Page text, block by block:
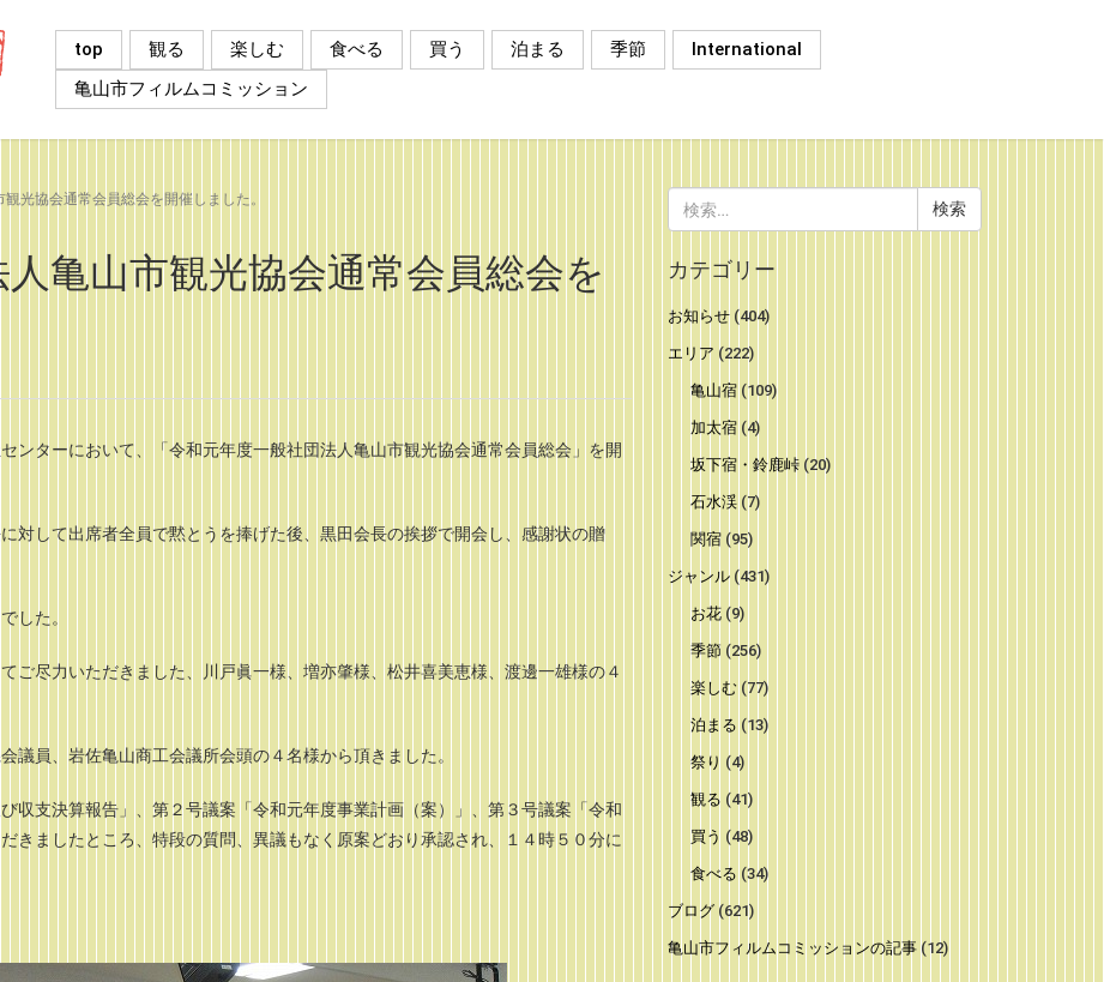
top 観る 楽しむ 食べる 買う 泊まる 季節
International
亀山市フィルムコミッション
光協会通常会員総会を開催しました。
亀山市観光協会通常会員総会を
ンターにおいて、「令和元年度一般社団法人亀山市観光協会通常会員総会」を開
対して出席者全員で黙とうを捧げた後、黒田会長の挨拶で開会し、感謝状の贈
した。
ご尽力いただきました、川戸眞一様、増亦肇様、松井喜美恵様、渡邊一雄様の４
議員、岩佐亀山商工会議所会頭の４名様から頂きました。
収支決算報告」、第２号議案「令和元年度事業計画（案）」、第３号議案「令和
きましたところ、特段の質問、異議もなく原案どおり承認され、１４時５０分に
索:
カテゴリー
お知らせ(404)
エリア (222)
亀山宿 (109)
加太宿 (4)
坂下宿・鈴鹿峠 (20)
石水渓 (7)
関宿 (95)
ジャンル(431)
お花 (9)
季節 (256)
楽しむ (77)
泊まる (13)
祭り (4)
観る (41)
買う (48)
食べる (34)
ブログ(621)
亀山市フィルムコミッションの記事(12)